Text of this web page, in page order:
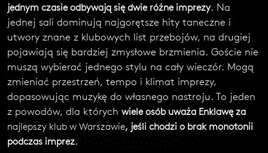
jednym czasie odbywają się dwie różne imprezy. Na
jednej sali dominują najgorętsze hity taneczne i
utwory znane z klubowych list przebojów, na drugiej
pojawiają się bardziej zmysłowe brzmienia. Goście nie
muszą wybierać jednego stylu na cały wieczór. Mogą
zmieniać przestrzeń, tempo i klimat imprezy,
dopasowując muzykę do własnego nastroju. To jeden
z powodów, dla których wiele osób uważa Enklawęza
najlepszy klub w Warszawie, jeśli chodzi o brak monotonii
podczas imprez.
J
I
A
D
M
O
Ś